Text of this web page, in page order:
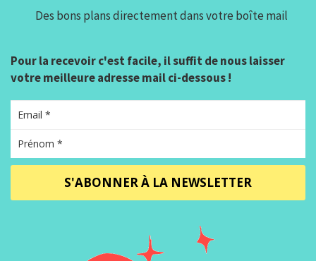
Des bons plans directement dans votre boîte mail
Pour la recevoir c'est facile, il suffit de nous laisser
votre meilleure adresse mail ci-dessous !
S'ABONNER À LA NEWSLETTER